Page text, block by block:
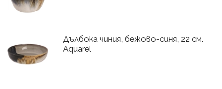
Дълбока чиния, бежово-синя, 22 см.
Aquarel